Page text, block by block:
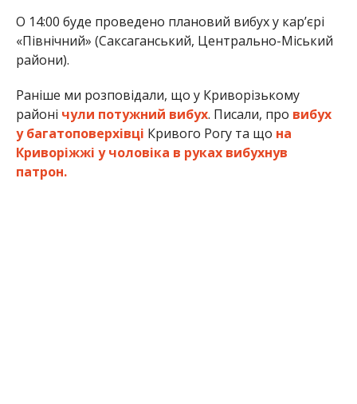
О 14:00 буде проведено плановий вибух у кар’єрі
«Північний» (Саксаганський, Центрально-Міський
райони).
Раніше ми розповідали, що у Криворізькому
районі чули потужний вибух. Писали, про вибух
у багатоповерхівці Кривого Рогу та що на
Криворіжжі у чоловіка в руках вибухнув
патрон.